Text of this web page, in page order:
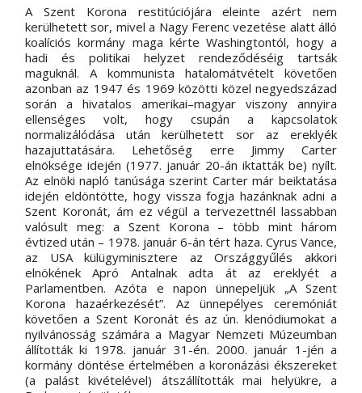
A Szent Korona restitúciójára eleinte azért nem
kerülhetett sor, mivel a Nagy Ferenc vezetése alatt álló
koalíciós kormány maga kérte Washingtontól, hogy a
hadi és politikai helyzet rendeződéséig tartsák
maguknál. A kommunista hatalomátvételt követően
azonban az 1947 és 1969 közötti közel negyedszázad
során a hivatalos amerikai–magyar viszony annyira
ellenséges volt, hogy csupán a kapcsolatok
normalizálódása után kerülhetett sor az ereklyék
hazajuttatására. Lehetőség erre Jimmy Carter
elnöksége idején (1977. január 20-án iktatták be) nyílt.
Az elnöki napló tanúsága szerint Carter már beiktatása
idején eldöntötte, hogy vissza fogja hazánknak adni a
Szent Koronát, ám ez végül a tervezettnél lassabban
valósult meg: a Szent Korona – több mint három
évtized után – 1978. január 6-án tért haza. Cyrus Vance,
az USA külügyminisztere az Országgyűlés akkori
elnökének Apró Antalnak adta át az ereklyét a
Parlamentben. Azóta e napon ünnepeljük „A Szent
Korona hazaérkezését”. Az ünnepélyes ceremóniát
követően a Szent Koronát és az ún. klenódiumokat a
nyilvánosság számára a Magyar Nemzeti Múzeumban
állították ki 1978. január 31-én. 2000. január 1-jén a
kormány döntése értelmében a koronázási ékszereket
(a palást kivételével) átszállították mai helyükre, a